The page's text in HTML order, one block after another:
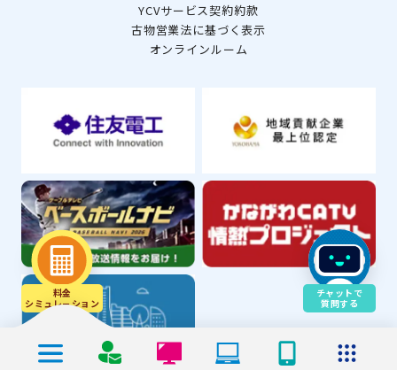
料金
シミュレ－ション
YCVサービス契約約款
古物営業法に基づく表示
オンラインルーム
チャットで
質問する